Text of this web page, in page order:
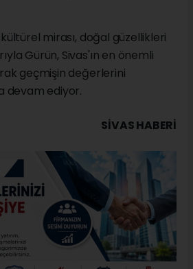
mirası, doğal güzellikleri
Gürün, Sivas'ın en önemli
geçmişin değerlerini
devam ediyor.
SIVAS HABERİ